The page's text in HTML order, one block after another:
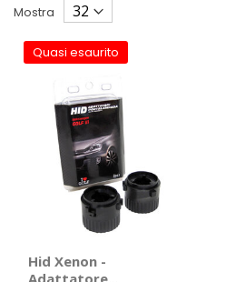
Mostra
Quasi esaurito
Hid Xenon -